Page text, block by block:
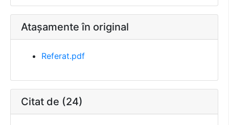
Atașamente în original
Referat.pdf
Citat de (24)